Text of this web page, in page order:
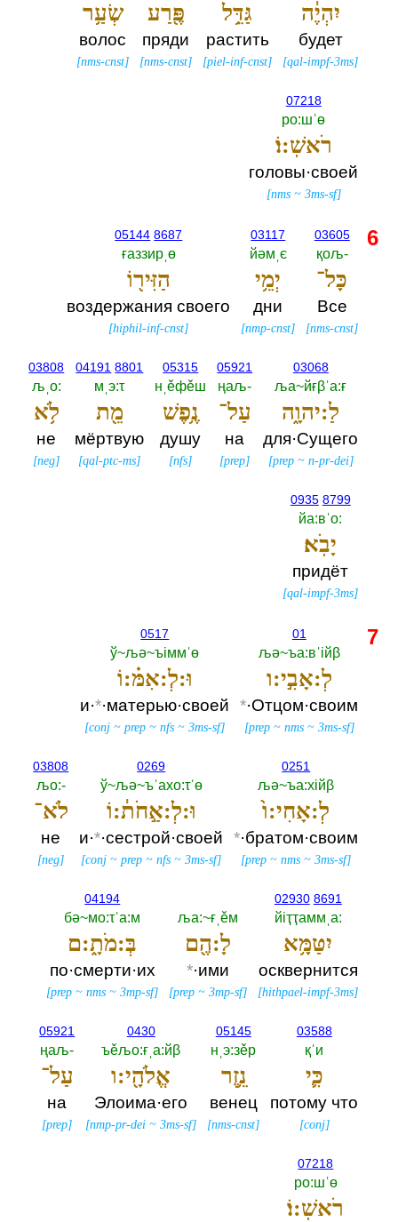
יִהְיֶ֔ה
будет
[qal-impf-3ms]
גַּדֵּ֥ל
растить
[piel-inf-cnst]
פֶּ֖רַע
пряди
[nms-cnst]
שְׂעַ֥ר
волос
[nms-cnst]
07218
ро:шˈө
רֹאשֽׁ:וֹ׃
головы·своей
[nms~ 3ms-sf]
03605
қољ-‎
כָּל־
Все
[nms-cnst]
03117
йәмˌє
יְמֵ֥י
дни
[nmp-cnst]
05144 8687
ғаззирˌө
הַזִּיר֖וֹ
воздержания своего
[hiphil-inf-cnst]
03068
ља~йғβˈа:ғ
לַ:יהוָ֑ה
для·Сущего
[prep~ n-pr-dei]
05921
ңаљ-‎
עַל־
на
[prep]
05315
нˌěфěш
נֶ֥פֶשׁ
душу
[nfs]
04191 8801
мˌэ:τ
מֵ֖ת
мёртвую
[qal-ptc-ms]
03808
љˌо:‎
לֹ֥א
не
[neg]
0935 8799
йа:вˈо:‎
יָבֹֽא׃
придёт
[qal-impf-3ms]
6
01
љә~ъа:вˈiйβ
לְ:אָבִ֣י:ו
*·Отцом·своим
[prep~ nms~ 3ms-sf]
0517
ў~љә~ъiммˈө
וּ:לְ:אִמּ֗:וֹ
и·*·матерью·своей
[conj ~prep ~nfs ~3ms-sf]
0251
љә~ъа:хiйβ
לְ:אָחִי:ו֙
*·братом·своим
[prep ~nms ~3ms-sf]
0269
ў~љә~ъˈахо:τˈө
וּ:לְ:אַ֣חֹת֔:וֹ
и·*·сестрой·своей
[conj ~prep ~nfs ~3ms-sf]
03808
љо:-‎
לֹא־
не
[neg]
02930 8691
йiҭҭаммˌа:‎
יִטַּמָּ֥א
осквернится
[hithpael-impf-3ms]
ља:~ғˌěм
לָ:הֶ֖ם
*·ими
[prep ~3mp-sf]
04194
бә~мо:τˈа:м
בְּ:מֹתָ֑:ם
по·смерти·их
[prep ~nms ~3mp-sf]
03588
қˈи
כִּ֛י
потому что
[conj]
05145
нˌэ:зěр
נֵ֥זֶר
венец
[nms-cnst]
0430
ъěљо:ғˌа:йβ
אֱלֹהָ֖י:ו
Элоима·его
[nmp-pr-dei ~3ms-sf]
05921
ңаљ-‎
עַל־
на
[prep]
07218
ро:шˈө
רֹאשֽׁ:וֹ׃
7